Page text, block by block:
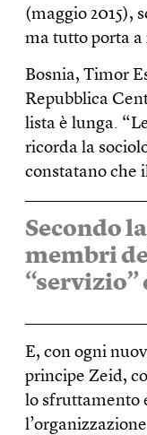
(maggio 2015),
ma tutto porta
Bosnia, Timor
Repubblica
lista è lunga.
ricorda la
constatano che
Secondo
membri
E, con ogni
principe Zeid,
lo sfruttamento